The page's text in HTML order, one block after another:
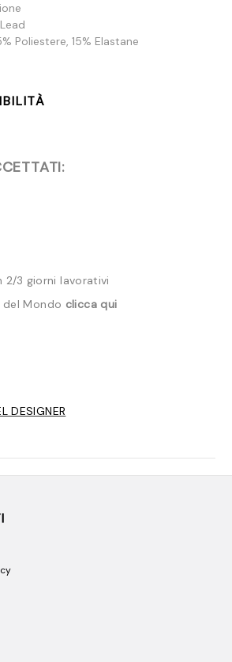
Poliestere, 15% Elastane
2/3 giorni lavorativi
del Mondo clicca qui
DESIGNER